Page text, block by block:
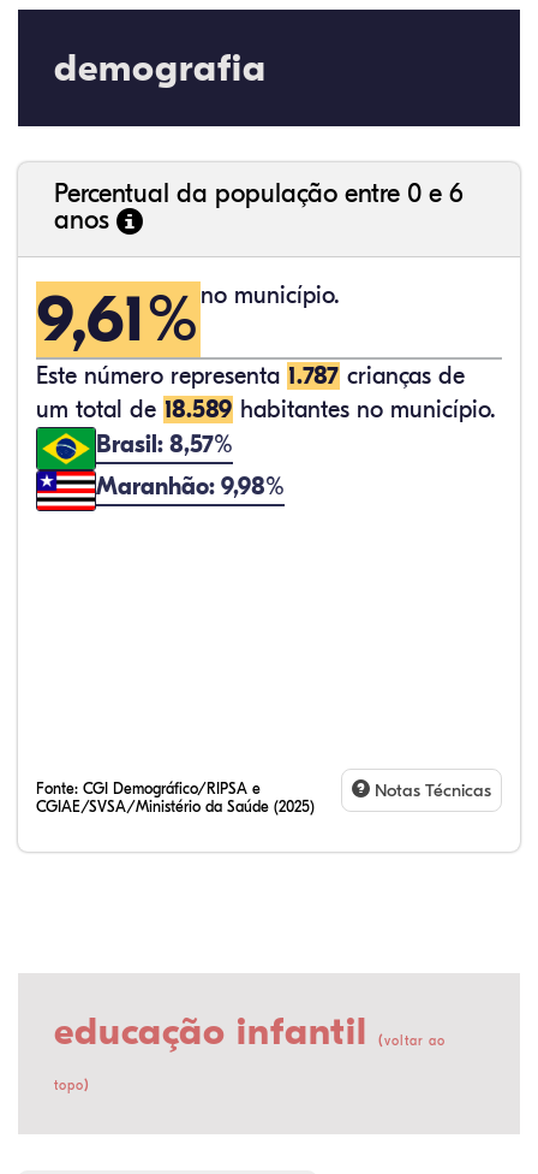
demografia
Percentual da população entre 0 e 6
anos
9,61% no município.
Este número representa 1.787 crianças de
um total de 18.589 habitantes no município.
Brasil: 8,57%
Maranhão: 9,98%
Fonte: CGI Demográfico/RIPSA e
CGIAE/SVSA/Ministério da Saúde (2025)
Notas Técnicas
educação infantil (voltar ao
topo)